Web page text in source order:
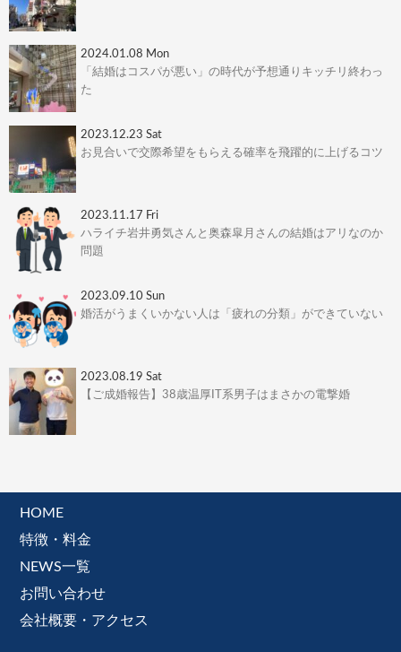
2024.01.08 Mon
「結婚はコスパが悪い」の時代が予想通りキッチリ終わっ
た
2023.12.23 Sat
お見合いで交際希望をもらえる確率を飛躍的に上げるコツ
2023.11.17 Fri
ハライチ岩井勇気さんと奥森皐月さんの結婚はアリなのか
問題
2023.09.10 Sun
婚活がうまくいかない人は「疲れの分類」ができていない
2023.08.19 Sat
【ご成婚報告】38歳温厚IT系男子はまさかの電撃婚
HOME
特徴・料金
NEWS一覧
お問い合わせ
会社概要・アクセス